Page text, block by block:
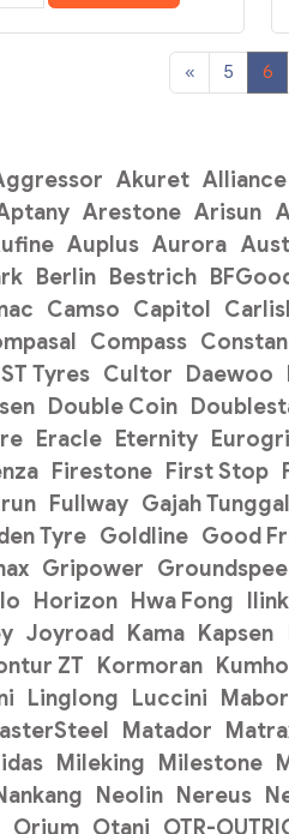
« 5 6
Akuret Alliance
Arestone Arisun
Auplus Aurora
Berlin Bestrich
Camso Capitol
Compass
Tyres Cultor Daewoo
Double Coin
Eracle Eternity
Firestone First Stop
Fullway Gajah Tunggal
Tyre Goldline Good
Gripower
Horizon Hwa Fong Ilink
Joyroad Kama Kapsen
ZT Kormoran Kumho
Linglong Luccini Mabor
Matador
Mileking Milestone
Neolin Nereus
Orium Otani OTR-